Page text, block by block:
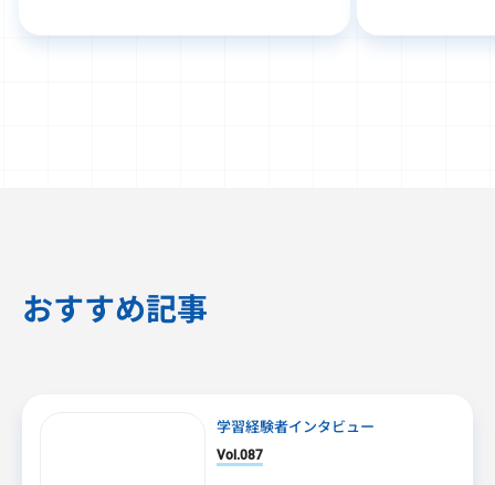
おすすめ記事
学習経験者インタビュー
Vol.087